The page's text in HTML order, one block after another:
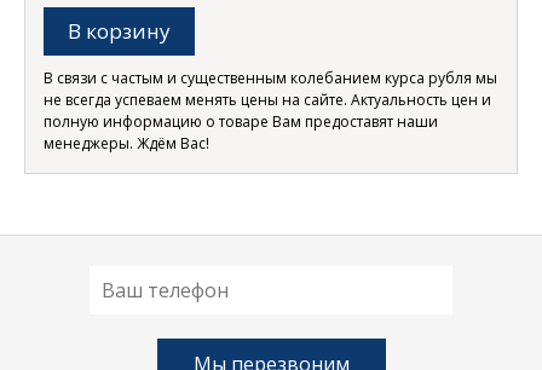
составляла
6
В корзину
В связи с частым и существенным колебанием курса рубля мы
не всегда успеваем менять цены на сайте. Актуальность цен и
полную информацию о товаре Вам предоставят наши
менеджеры. Ждём Вас!